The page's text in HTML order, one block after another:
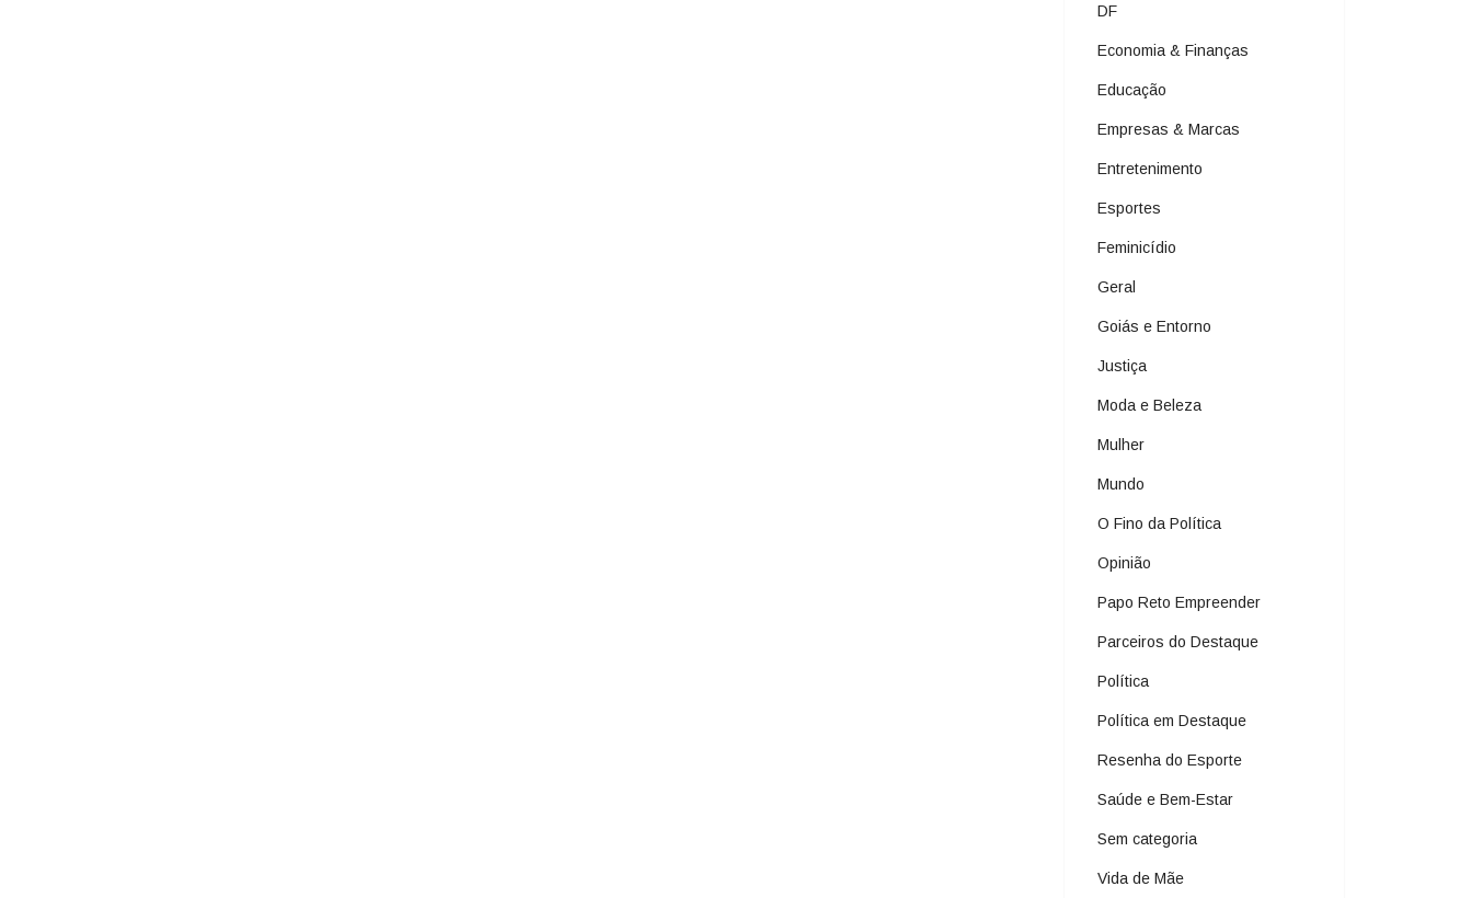
DF
Economia & Finanças
Educação
Empresas & Marcas
Entretenimento
Esportes
Feminicídio
Geral
Goiás e Entorno
Justiça
Moda e Beleza
Mulher
Mundo
O Fino da Política
Opinião
Papo Reto Empreender
Parceiros do Destaque
Política
Política em Destaque
Resenha do Esporte
Saúde e Bem-Estar
Sem categoria
Vida de Mãe